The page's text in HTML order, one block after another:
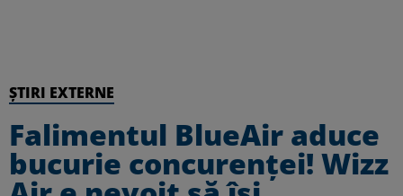
ȘTIRI EXTERNE
Falimentul BlueAir aduce
bucurie concurenței! Wizz